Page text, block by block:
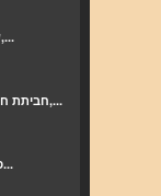
עוגת שוקולד טבעונית עם בירה ויין,...
חביתת חומוס- חביתה טבעונית עם פטריות,...
פאי תפוחים ואגסים מתוק וקינמוני...